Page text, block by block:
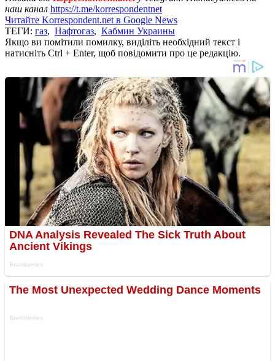
наш канал https://t.me/korrespondentnet
Читайте Korrespondent.net в Google News
ТЕГИ: газ, Нафтогаз, Кабмин Украины
Якщо ви помітили помилку, виділіть необхідний текст і
натисніть Ctrl + Enter, щоб повідомити про це редакцію.